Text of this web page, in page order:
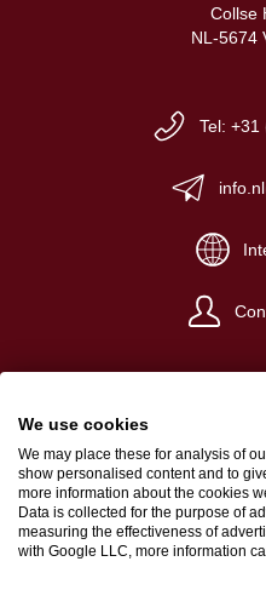
Collse
NL-5674
Tel:
Impressum
Algemene verkoop-
We use cookies
We may place these for analysis of
show personalised content and to
more information about the cookies
Data is collected for the purpose of
measuring the effectiveness of
with Google LLC, more information